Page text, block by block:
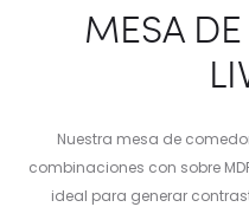
MESA
Nuestra mesa de
combinaciones con sobre
ideal para generar